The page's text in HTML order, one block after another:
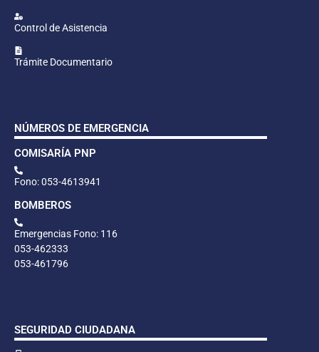
Control de Asistencia
Trámite Documentario
NÚMEROS DE EMERGENCIA
COMISARÍA PNP
Fono: 053-4613941
BOMBEROS
Emergencias Fono: 116
053-462333
053-461796
SEGURIDAD CIUDADANA